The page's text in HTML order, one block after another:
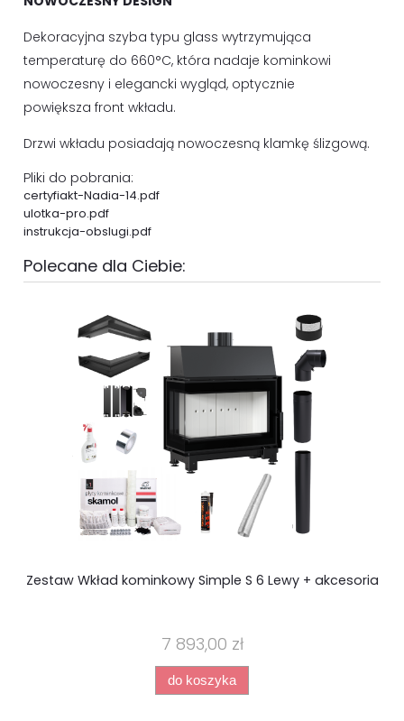
Dekoracyjna szyba typu glass wytrzymująca
temperaturę do 660°C, która nadaje kominkowi
nowoczesny i elegancki wygląd, optycznie
powiększa front wkładu.
Drzwi wkładu posiadają nowoczesną klamkę ślizgową.
Pliki do pobrania:
certyfiakt-Nadia-14.pdf
ulotka-pro.pdf
instrukcja-obslugi.pdf
Polecane dla Ciebie:
Zestaw Wkład kominkowy Simple S 6 Lewy + akcesoria
7 893,00 zł
do koszyka